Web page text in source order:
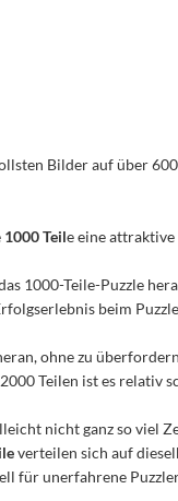
Bilder auf über
1000 Teile eine
1000-Teile-Puzzle
beim
ohne zu
Teilen ist es relativ
nicht ganz so viel
verteilen sich auf
für unerfahrene